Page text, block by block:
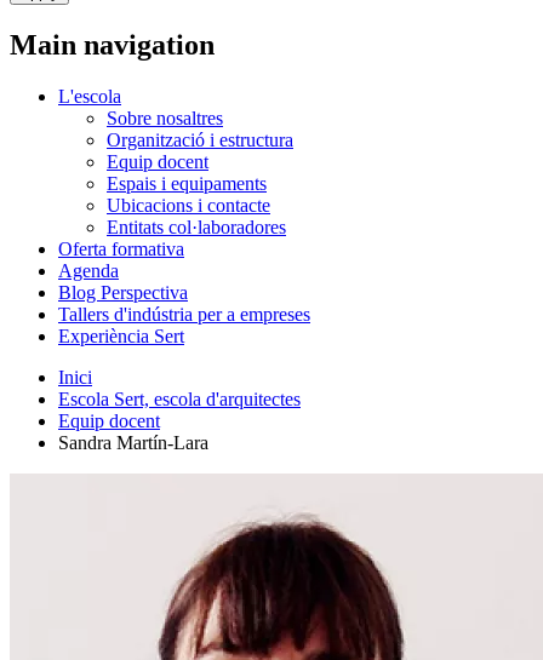
Main navigation
L'escola
Sobre nosaltres
Organització i estructura
Equip docent
Espais i equipaments
Ubicacions i contacte
Entitats col·laboradores
Oferta formativa
Agenda
Blog Perspectiva
Tallers d'indústria per a empreses
Experiència Sert
Inici
Escola Sert, escola d'arquitectes
Equip docent
Sandra Martín-Lara